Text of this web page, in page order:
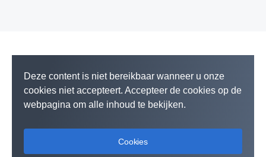
Deze content is niet bereikbaar wanneer u onze
cookies niet accepteert. Accepteer de cookies op de
webpagina om alle inhoud te bekijken.
Cookies